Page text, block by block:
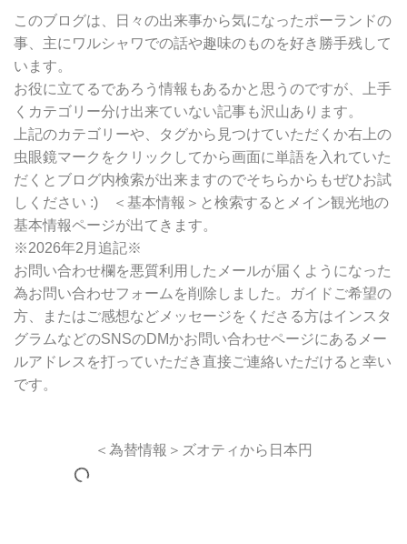
別
検
このブログは、日々の出来事から気になったポーランドの
事、主にワルシャワでの話や趣味のものを好き勝手残して
います。
お役に立てるであろう情報もあるかと思うのですが、上手
くカテゴリー分け出来ていない記事も沢山あります。
上記のカテゴリーや、タグから見つけていただくか右上の
虫眼鏡マークをクリックしてから画面に単語を入れていた
だくとブログ内検索が出来ますのでそちらからもぜひお試
しください :) ＜基本情報＞と検索するとメイン観光地の
基本情報ページが出てきます。
※2026年2月追記※
お問い合わせ欄を悪質利用したメールが届くようになった
為お問い合わせフォームを削除しました。ガイドご希望の
方、またはご感想などメッセージをくださる方はインスタ
グラムなどのSNSのDMかお問い合わせページにあるメー
ルアドレスを打っていただき直接ご連絡いただけると幸い
です。
＜為替情報＞ズオティから日本円